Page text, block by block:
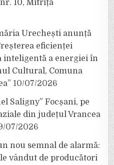
10, Mitrița
Urechești anunță
eficienței
inteligentă a energiei în
Cultural, Comuna
10/07/2026
Saligny” Focșani, pe
din județul Vrancea
07/2026
nou semnal de alarmă:
vândut de producători